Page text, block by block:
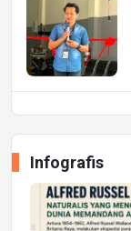
Infografis